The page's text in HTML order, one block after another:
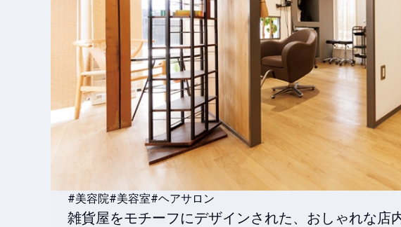
#美容院#美容室#ヘアサロン
雑貨屋をモチーフにデザインされた、おしゃれな店